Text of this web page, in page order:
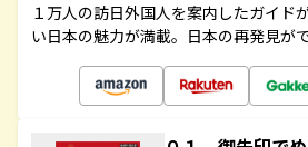
１万人の訪日外国人を案内したガイド
い日本の魅力が満載。日本の再発見が